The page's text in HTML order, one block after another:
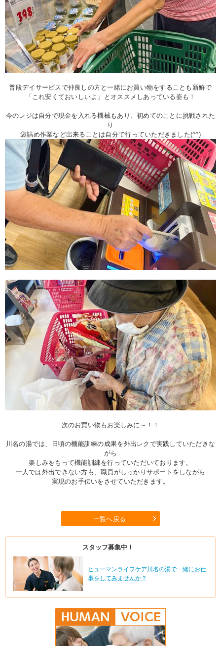
普段デイサービスで仲良しの方と一緒にお買い物をすることも新鮮で
「これ安くておいしいよ」とオススメしあっている姿も！
今のレジは自分で現金を入れる機械もあり、初めてのことに挑戦された
り
袋詰め作業など出来ることは自分で行っていただきました(^^)
次のお買い物もお楽しみに～！！
川名の湯では、日頃の機能訓練の成果を外出レクで実践していただきな
がら
楽しみをもって機能訓練を行っていただいております。
一人では外出できない方も、職員がしっかりサポートをしながら
実現のお手伝いをさせていただきます。
一覧へ戻る
スタッフ募集中！
ヒューマンライフケア川名の湯で一緒にお仕
事をしてみませんか？